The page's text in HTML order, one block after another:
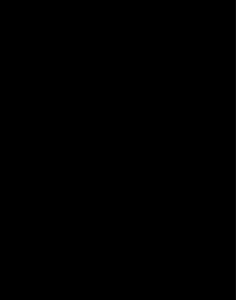
NaN de 5 estrelas.